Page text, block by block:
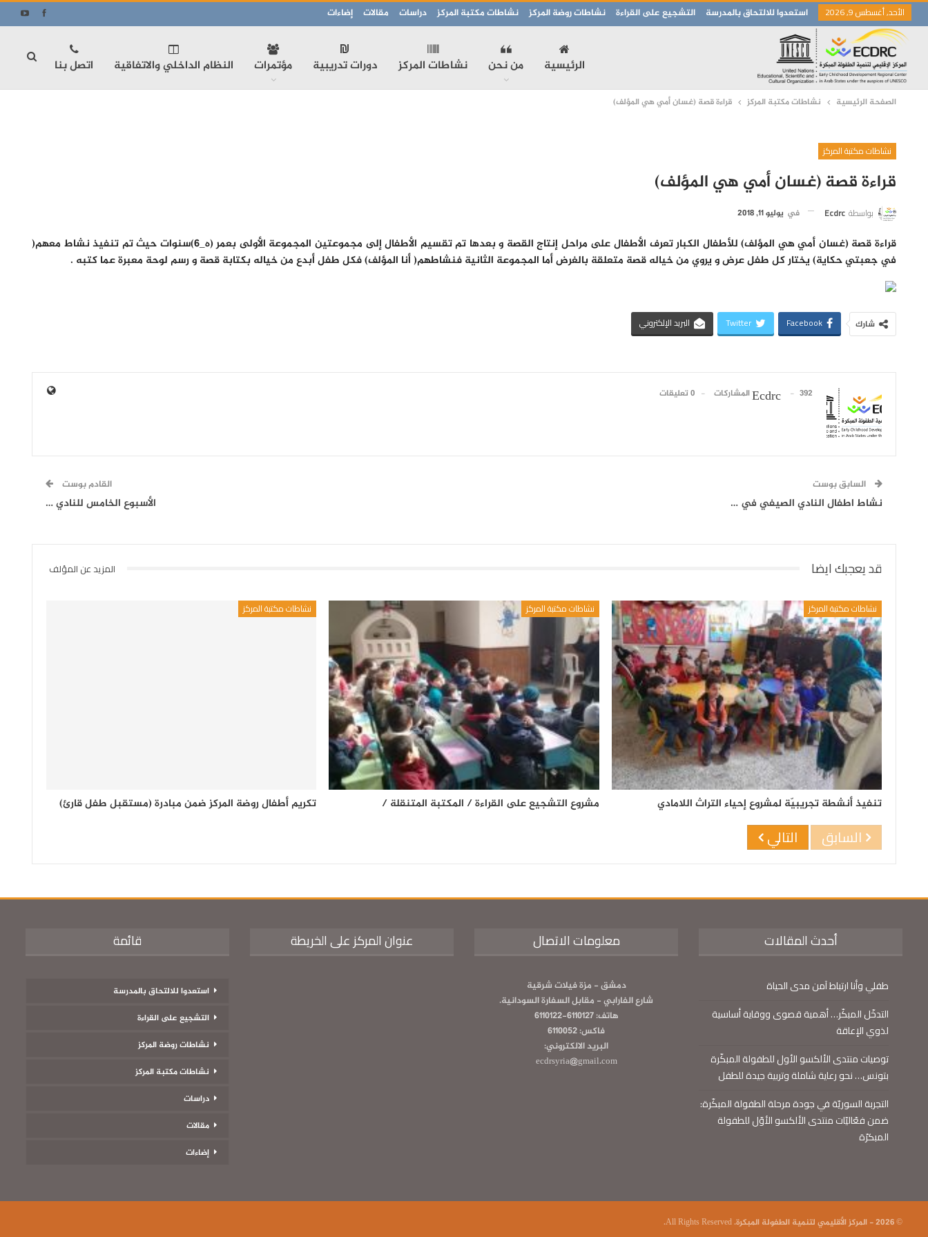
الأحد, أغسطس 9, 2026 استعدوا للالتحاق بالمدرسة التشجيع على القراءة نشاطات روضة المركز نشاطات مكتبة المركز دراسات مقالات إضاءات
الرئيسية من نحن نشاطات المركز دورات تدريبية مؤتمرات النظام الداخلي والاتفاقية اتصل بنا
الصفحة الرئيسية نشاطات مكتبة المركز قراءة قصة (غسان أمي هي المؤلف)
نشاطات مكتبة المركز
قراءة قصة (غسان أمي هي المؤلف)
بواسطة Ecdrc في يوليو 11, 2018
قراءة قصة (غسان أمي هي المؤلف) للأطفال الكبار تعرف الأطفال على مراحل إنتاج القصة و بعدها تم تقسيم الأطفال إلى مجموعتين المجموعة الأولى بعمر (ه_٦)سنوات حيث تم تنفيذ نشاط معهم(
في جعبتي حكاية) يختار كل طفل عرض و يروي من خياله قصة متعلقة بالغرض أما المجموعة الثانية فنشاطهم( أنا المؤلف) فكل طفل أبدع من خياله بكتابة قصة و رسم لوحة معبرة عما كتبه .
شارك Facebook
Twitter البريد الإلكتروني
Ecdrc 392 المشاركات 0 تعليقات
السابق بوست
نشاط اطفال النادي الصيفي في …
القادم بوست
الأسبوع الخامس للنادي …
قد يعجبك ايضا المزيد عن المؤلف
نشاطات مكتبة المركز
تنفيذ أنشطة تجريبيّة لمشروع إحياء التراث اللامادي
نشاطات مكتبة المركز
مشروع التشجيع على القراءة / المكتبة المتنقلة /
نشاطات مكتبة المركز
تكريم أطفال روضة المركز ضمن مبادرة (مستقبل طفل قارئ)
السابق التالي
أحدث المقالات
طفلي وأنا ارتباط آمن مدى الحياة
التدخّل المبكّر… أهمية قصوى ووقاية أساسية
لذوي الإعاقة
توصيات منتدى الألكسو الأول للطفولة المبكّرة
بتونس… نحو رعاية شاملة وتربية جيدة للطفل
التجربة السوريّة في جودة مرحلة الطفولة المبكّرة:
ضمن فعّاليّات منتدى الألكسو الأوّل للطفولة
المبكرّة
معلومات الاتصال
دمشق - مزة فيلات شرقية
شارع الفارابي - مقابل السفارة السودانية.
هاتف: 6110127-6110122
فاكس: 6110052
البريد الالكتروني:
ecdrsyria@gmail.com
عنوان المركز على الخريطة قائمة
استعدوا للالتحاق بالمدرسة
التشجيع على القراءة
نشاطات روضة المركز
نشاطات مكتبة المركز
دراسات
مقالات
إضاءات
© 2026 - المركز الأقليمي لتنمية الطفولة المبكرة. All Rights Reserved.